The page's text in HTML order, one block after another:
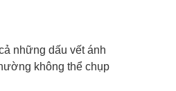
những dấu vết ánh
không thể chụp